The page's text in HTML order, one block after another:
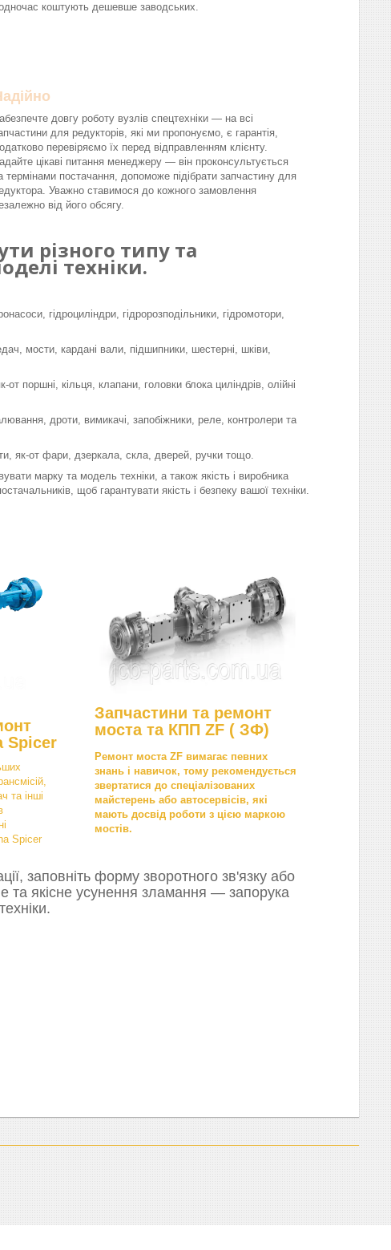
коштують дешевше заводських.
довгу роботу вузлів спецтехніки — на всі
для редукторів, які ми пропонуємо, є гарантія,
перевіряємо їх перед відправленням клієнту.
цікаві питання менеджеру — він проконсультується
термінами постачання, допоможе підібрати запчастину для
Уважно ставимося до кожного замовлення
від його обсягу.
різного типу та
техніки.
гідроциліндри, гідророзподільники, гідромотори,
мости, кардані вали, підшипники, шестерні, шківи,
поршні, кільця, клапани, головки блока циліндрів, олійні
дроти, вимикачі, запобіжники, реле, контролери та
як-от фари, дзеркала, скла, дверей, ручки тощо.
марку та модель техніки, а також якість і виробника
щоб гарантувати якість і безпеку вашої техніки.
Spicer
та інші
Spicer
Запчастини та ремонт
моста та КПП ZF ( ЗФ)
Ремонт моста ZF вимагає певних
знань і навичок, тому рекомендується
звертатися до спеціалізованих
майстерень або автосервісів, які
мають досвід роботи з цією маркою
мостів.
заповніть форму зворотного зв'язку або
та якісне усунення зламання — запорука